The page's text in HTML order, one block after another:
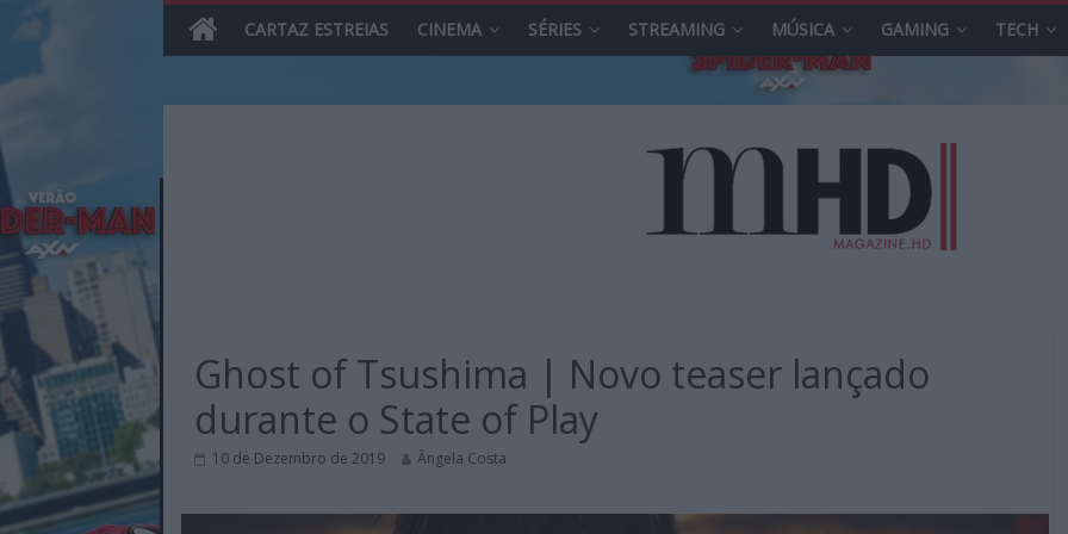
content
Reviews
sobre
CARTAZ ESTREIAS CINEMA SÉRIES STREAMING MÚSICA GAMING TECH
Ghost of Tsushima | Novo teaser lançado
durante o State of Play
10 de Dezembro de 2019 Ângela Costa